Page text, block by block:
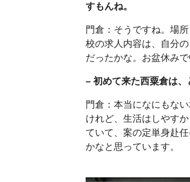
すもんね。
門倉：そうですね。場
校の求人内容は、自分
だったかな。お盆休み
– 初めて来た西粟倉は、
門倉：本当になにもな
けれど、生活はしやす
ていて、案の定単身赴
かなと思っています。